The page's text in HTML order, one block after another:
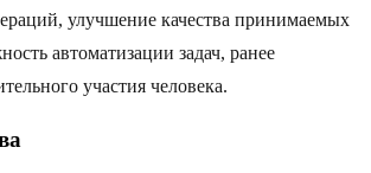
улучшение качества принимаемых
автоматизации задач, ранее
участия человека.